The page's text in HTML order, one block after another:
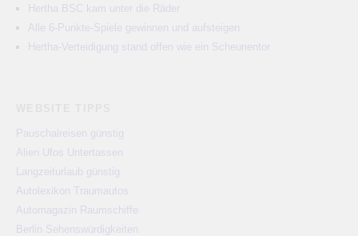
Hertha BSC kam unter die Räder
Alle 6-Punkte-Spiele gewinnen und aufsteigen
Hertha-Verteidigung stand offen wie ein Scheunentor
Pauschalreisen günstig
Alien Ufos Untertassen
Langzeiturlaub günstig
Autolexikon Traumautos
Automagazin Raumschiffe
Berlin Sehenswürdigkeiten